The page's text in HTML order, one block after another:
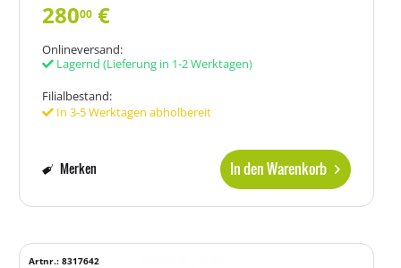
28000 €
Onlineversand:
Lagernd (Lieferung in 1-2 Werktagen)
Filialbestand:
In 3-5 Werktagen abholbereit
In den Warenkorb
Merken
Artnr.: 8317642